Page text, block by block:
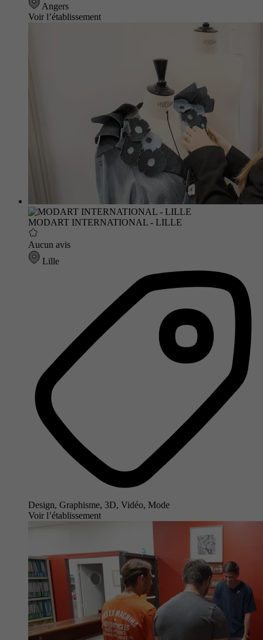
Angers
Voir l’établissement
MODART INTERNATIONAL - LILLE
Aucun avis
Lille
Design, Graphisme, 3D, Vidéo, Mode
Voir l’établissement